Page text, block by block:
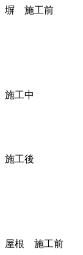
塀 施工前
施工中
施工後
屋根 施工前